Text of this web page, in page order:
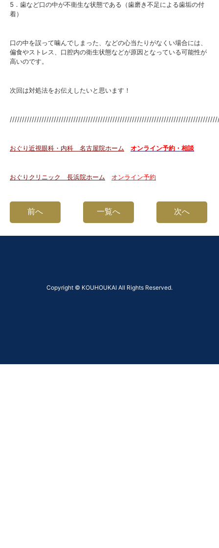
5．歯など口の中が不衛生な状態である（歯磨き不足による歯垢の付
着）
口の中を誤って噛んでしまった、などの心当たりがなくい場合には、
偏食やストレス、口腔内の衛生状態などが原因となっている可能性が
高いのです。
次回は対処法をお伝えしたいと思います！
おぐり近視眼科・内科 名古屋院ホーム オンライン予約・相談
おぐりクリニック 長浜院ホーム オンライン予約
前へ 一覧へ 次へ
Copyright © KOUHOUKAI All Rights Reserved.